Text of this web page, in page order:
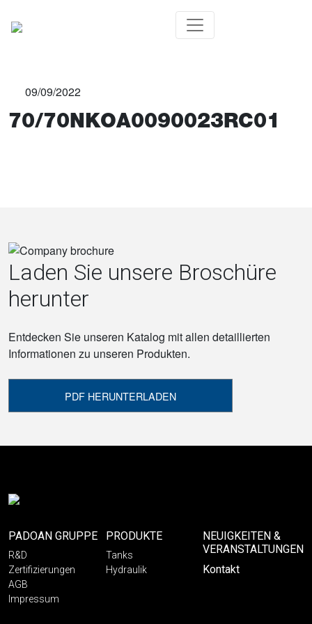
09/09/2022
70/70NKOA0090023RC01
Laden Sie unsere Broschüre
herunter
Entdecken Sie unseren Katalog mit allen detaillierten
Informationen zu unseren Produkten.
PDF HERUNTERLADEN
PADOAN GRUPPE
R&D
Zertifizierungen
AGB
Impressum
PRODUKTE
Tanks
Hydraulik
NEUIGKEITEN &
VERANSTALTUNGEN
Kontakt